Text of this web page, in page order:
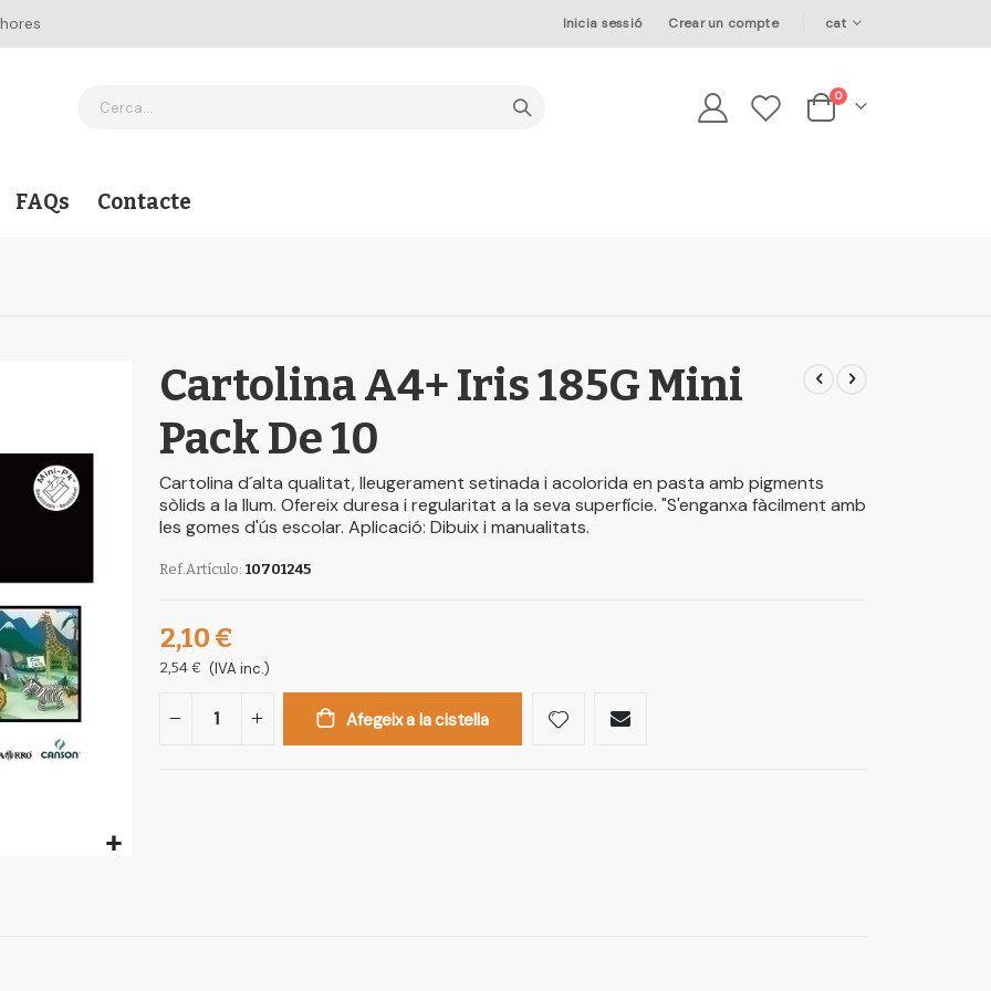
Inicia sessió Crear un compte Language
cat
Cesta
0elements
FAQs Contacte
Cartolina A4+ Iris 185G Mini
Pack De 10
Cartolina d´alta qualitat, lleugerament setinada i acolorida en pasta amb pigments
sòlids a la llum. Ofereix duresa i regularitat a la seva superfície. "S'enganxa fàcilment amb
les gomes d'ús escolar. Aplicació: Dibuix i manualitats.
Ref.Artículo 10701245
2,10 €
2,54 € (IVA inc.)
Afegeix a la cistella